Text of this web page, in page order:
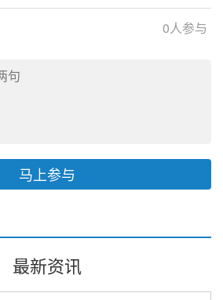
0人参与
马上参与
最新资讯